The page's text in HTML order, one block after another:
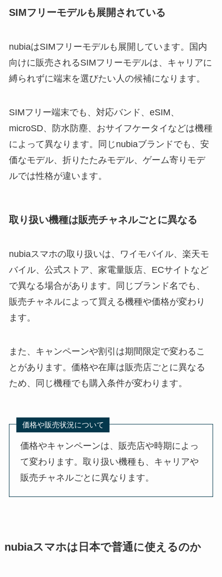
SIMフリーモデルも展開されている
nubiaはSIMフリーモデルも展開しています。国内
向けに販売されるSIMフリーモデルは、キャリアに
縛られずに端末を選びたい人の候補になります。
SIMフリー端末でも、対応バンド、eSIM、
microSD、防水防塵、おサイフケータイなどは機種
によって異なります。同じnubiaブランドでも、安
価なモデル、折りたたみモデル、ゲーム寄りモデ
ルでは性格が違います。
取り扱い機種は販売チャネルごとに異なる
nubiaスマホの取り扱いは、ワイモバイル、楽天モ
バイル、公式ストア、家電量販店、ECサイトなど
で異なる場合があります。同じブランド名でも、
販売チャネルによって買える機種や価格が変わり
ます。
また、キャンペーンや割引は期間限定で変わるこ
とがあります。価格や在庫は販売店ごとに異なる
ため、同じ機種でも購入条件が変わります。
価格や販売状況について
価格やキャンペーンは、販売店や時期によっ
て変わります。取り扱い機種も、キャリアや
販売チャネルごとに異なります。
nubiaスマホは日本で普通に使えるのか